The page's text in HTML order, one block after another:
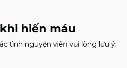
hiến máu
tình nguyện viên vui lòng lưu ý: